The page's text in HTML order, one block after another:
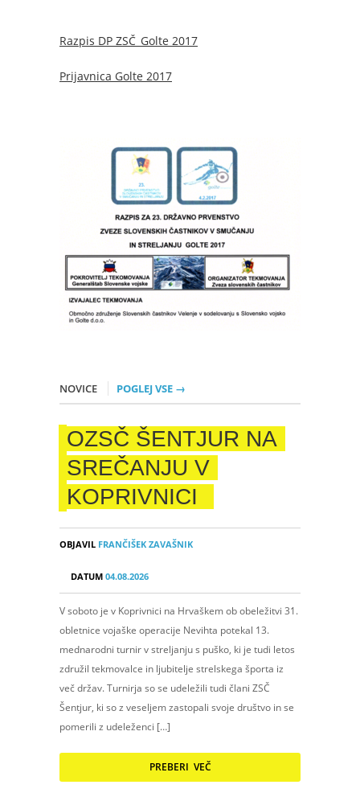
Razpis DP ZSČ_Golte 2017
Prijavnica Golte 2017
NOVICE POGLEJ VSE →
OZSČ ŠENTJUR NA
SREČANJU V
KOPRIVNICI
OBJAVIL FRANČIŠEK ZAVAŠNIK
DATUM 04.08.2026
V soboto je v Koprivnici na Hrvaškem ob obeležitvi 31.
obletnice vojaške operacije Nevihta potekal 13.
mednarodni turnir v streljanju s puško, ki je tudi letos
združil tekmovalce in ljubitelje strelskega športa iz
več držav. Turnirja so se udeležili tudi člani ZSČ
Šentjur, ki so z veseljem zastopali svoje društvo in se
pomerili z udeleženci […]
PREBERI VEČ